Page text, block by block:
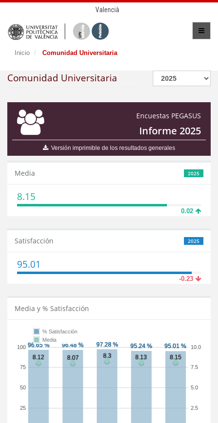
Valencià
Inicio Comunidad Universitaria
Comunidad Universitaria
Encuestas PEGASUS
Informe 2025
Versión imprimible de los resultados generales
2025
Media
8.15
0.02
2025
Satisfacción
95.01
-0.23
Media y % Satisfacción
25
50
75
100
2.5
5.0
7.5
10.0
% Satisfacción
Media